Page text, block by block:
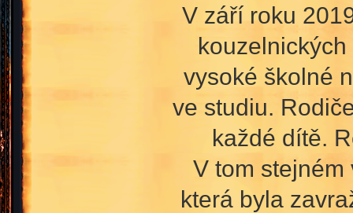
V září roku
vysoké školné
ve studiu.
každé dítě.
V tom
která byla